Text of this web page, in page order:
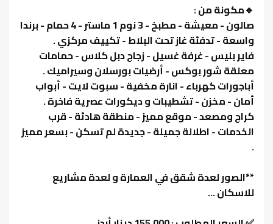
🔹مكونة من :
صالون - معيشة - مطبخ - 3 نوم 1 ماستر - 4 حمام - برندا
واسعة - تدفئة غاز تحت البلاط - تكييف مركزي .
فاير بليس - غرفة غسيل - زجاج دبل كلاس - حمامات
معلقة شور بوكس - أرضيات بورسلان وسيراميك .
أباجورات كهرباء - انارة مخفية - سبوت لايت - أبواب
أمان - مخزن - تشطيبات و ديكورات عصرية فاخرة .
كراج ومصعد - موقع مميز - منطقة هادئة - قرب
الخدمات - اطلالة جميلة - جديدة لم تسكن - بسعر مميز
.
**الصور لعدة شقق في العمارة و لعدة مشاريع
للاسكان ...